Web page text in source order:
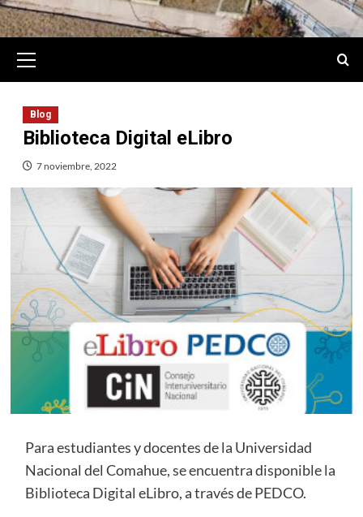
Menu
Blog
Biblioteca Digital eLibro
7 noviembre, 2022
Para estudiantes y docentes de la Universidad
Nacional del Comahue, se encuentra disponible la
Biblioteca Digital eLibro, a través de PEDCO.